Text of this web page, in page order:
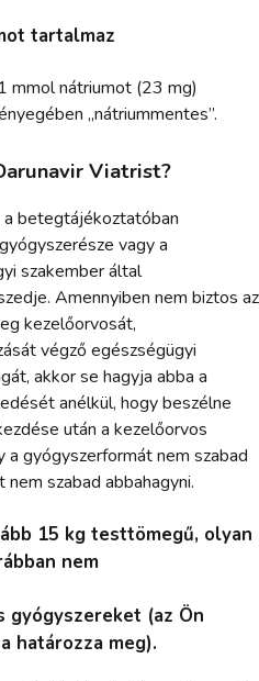
tartalmaz
mmol nátriumot (23 mg)
„nátriummentes”.
Viatrist?
betegtájékoztatóban
vagy a
szakember által
Amennyiben nem biztos az
kezelőorvosát,
végző egészségügyi
akkor se hagyja abba a
anélkül, hogy beszélne
után a kezelőorvos
gyógyszerformát nem szabad
szabad abbahagyni.
15 kg testtömegű, olyan
nem
(az Ön
határozza meg).